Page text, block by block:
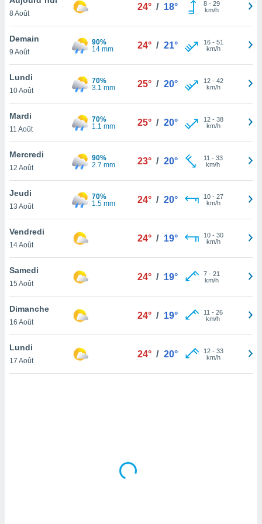
et
»,
au
vous
qu'ils
ou
le
ainsi
un
la
du
en
de
8 Août
24° / 18° 8- 29
km/h
Demain
9 Août
90%
14 mm
24° / 21° 16- 51
km/h
Lundi
10 Août
70%
3.1 mm
25° / 20° 12- 42
km/h
Mardi
11 Août
70%
1.1 mm
25° / 20° 12- 38
km/h
Mercredi
12 Août
90%
2.7 mm
23° / 20° 11 - 33
km/h
Jeudi
13 Août
70%
1.5 mm
24° / 20° 10- 27
km/h
Vendredi
14 Août
24° / 19° 10- 30
km/h
Samedi
15 Août
24° / 19° 7- 21
km/h
Dimanche
16 Août
24° / 19° 11 - 26
km/h
Lundi
17 Août
24° / 20° 12- 33
km/h